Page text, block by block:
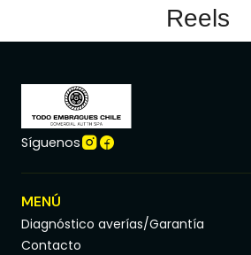
Reels
Síguenos
MENÚ
Diagnóstico averías/Garantía
Contacto